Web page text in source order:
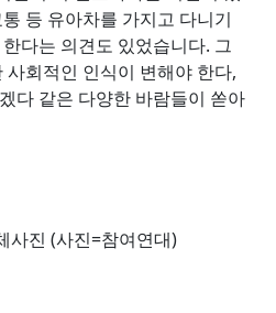
등 유아차를 가지고 다니기
다는 의견도 있었습니다. 그
회적인 인식이 변해야 한다,
다 같은 다양한 바람들이 쏟아
사진 (사진=참여연대)